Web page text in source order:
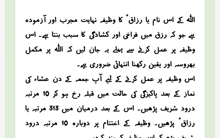
اللہ کے اس نام “یا رزاق” کا وظیفہ نہایت مجرب اور آزمودہ
ہے جو کہ رزق میں فراخی اور کشادگی کا سبب بنتا ہے۔ اس
وظیفہ پر عمل کرنے سے پہلے یہ جان لیں کہ اللہ پر مکمل
بھروسہ اور یقین رکھنا انتہائی ضروری ہے۔
اس وظیفہ پر عمل کرنے کے لیے آپ جمعہ کے دن عشاء کی
نماز کے بعد پاکیزگی کی حالت میں قبلہ رخ ہو کر 10 مرتبہ
درود شریف پڑھیں۔ اس کے بعد درمیان میں 313 مرتبہ “یا
رزاق” پڑھیں۔ وظیفہ کے اختتام پر دوبارہ 10 مرتبہ درود